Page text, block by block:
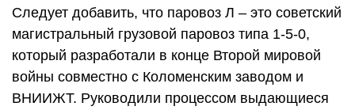
Следует добавить, что паровоз Л – это советский
магистральный грузовой паровоз типа 1-5-0,
который разработали в конце Второй мировой
войны совместно с Коломенским заводом и
ВНИИЖТ. Руководили процессом выдающиеся